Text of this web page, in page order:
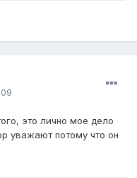
это лично мое дело
уважают потому что он